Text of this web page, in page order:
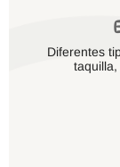
Diferentes